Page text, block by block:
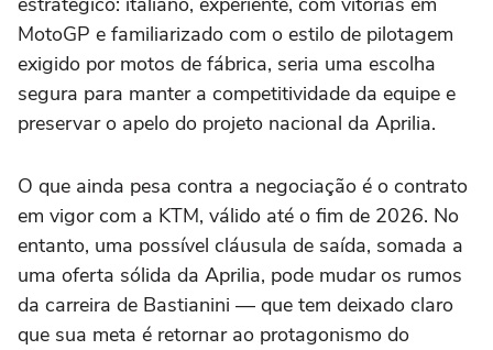
MotoGP e familiarizado com o estilo de pilotagem
exigido por motos de fábrica, seria uma escolha
segura para manter a competitividade da equipe e
preservar o apelo do projeto nacional da Aprilia.
O que ainda pesa contra a negociação é o contrato
em vigor com a KTM, válido até o fim de 2026. No
entanto, uma possível cláusula de saída, somada a
uma oferta sólida da Aprilia, pode mudar os rumos
da carreira de Bastianini — que tem deixado claro
que sua meta é retornar ao protagonismo do